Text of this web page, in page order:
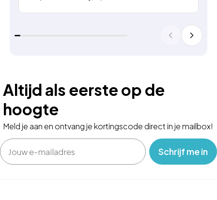
Altijd als eerste op de
hoogte
Meld je aan en ontvang je kortingscode direct in je mailbox!
Email
‎ ‎ ‎ Schrijf me in‎ ‎ ‎ ‎